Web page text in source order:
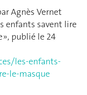
Agnès Vernet
enfants savent lire
publié le 24
les-enfants-
le-masque